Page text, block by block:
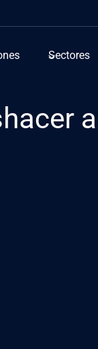
Sectores